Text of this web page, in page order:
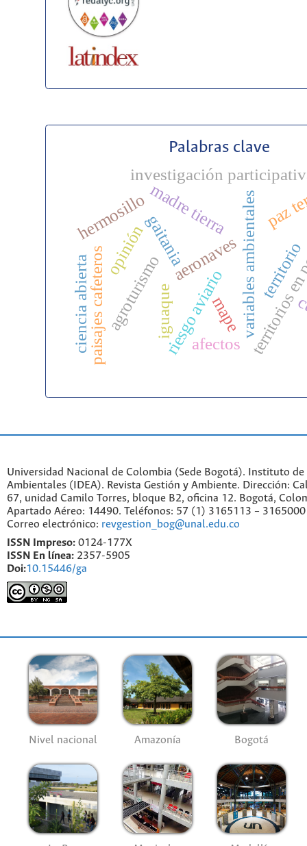
Palabras clave
variables ambientales
riesgo aviario
aeronaves
gaitania
agroturismo
paisajes cafeteros territorio
ciencia abierta
investigación
afectos
iguaque
opinión
madre tierra
hermosillo
mape
paz
Universidad Nacional de Colombia (Sede Bogotá). Instituto de
Ambientales (IDEA). Revista Gestión y Ambiente. Dirección:
67, unidad Camilo Torres, bloque B2, oficina 12. Bogotá,
Apartado Aéreo: 14490. Teléfonos: 57 (1) 3165113 –
Correo electrónico: revgestion_bog@unal.edu.co
ISSN Impreso: 0124-177X
ISSN En línea: 2357-5905
Doi:10.15446/ga
Nivel nacional Amazonía Bogotá